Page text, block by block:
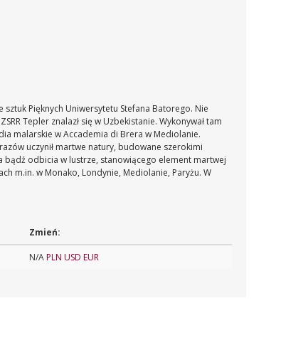
Pięknych Uniwersytetu Stefana Batorego. Nie
Tepler znalazł się w Uzbekistanie. Wykonywał tam
malarskie w Accademia di Brera w Mediolanie.
uczynił martwe natury, budowane szerokimi
bądź odbicia w lustrze, stanowiącego element martwej
m.in. w Monako, Londynie, Mediolanie, Paryżu. W
Zmień:
N/APLN USD EUR